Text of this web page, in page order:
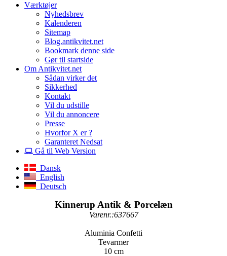
Værktøjer
Nyhedsbrev
Kalenderen
Sitemap
Blog.antikvitet.net
Bookmark denne side
Gør til startside
Om Antikvitet.net
Sådan virker det
Sikkerhed
Kontakt
Vil du udstille
Vil du annoncere
Presse
Hvorfor X er ?
Garanteret Nedsat
Gå til Web Version
Dansk
English
Deutsch
Kinnerup Antik & Porcelæn
Varenr.:637667
Aluminia Confetti
Tevarmer
10 cm